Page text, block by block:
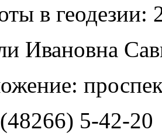
в геодезии:
Ивановна
(48266) 5-42-20